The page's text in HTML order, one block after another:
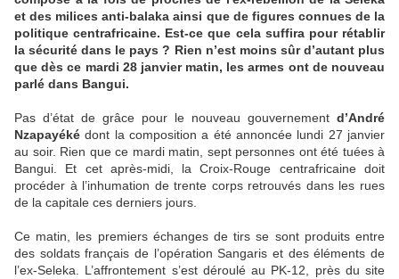
et des milices anti-balaka ainsi que de figures connues de la
politique centrafricaine. Est-ce que cela suffira pour rétablir
la sécurité dans le pays ? Rien n’est moins sûr d’autant plus
que dès ce mardi 28 janvier matin, les armes ont de nouveau
parlé dans Bangui.
Pas d’état de grâce pour le nouveau gouvernement d’André
Nzapayéké dont la composition a été annoncée lundi 27 janvier
au soir. Rien que ce mardi matin, sept personnes ont été tuées à
Bangui. Et cet après-midi, la Croix-Rouge centrafricaine doit
procéder à l’inhumation de trente corps retrouvés dans les rues
de la capitale ces derniers jours.
Ce matin, les premiers échanges de tirs se sont produits entre
des soldats français de l’opération Sangaris et des éléments de
l’ex-Seleka. L’affrontement s’est déroulé au PK-12, près du site